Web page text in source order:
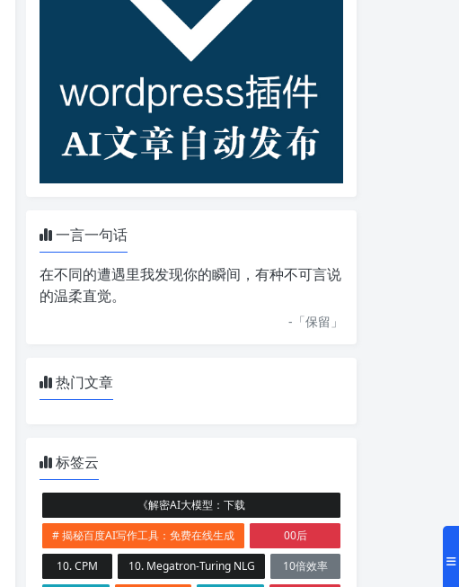
一言一句话
在不同的遭遇里我发现你的瞬间，有种不可言说
的温柔直觉。
-「保留 」
热门文章
标签云
《解密AI大模型：下载
# 揭秘百度AI写作工具：免费在线生成
00后
10. CPM
10. Megatron-Turing NLG
10倍效率